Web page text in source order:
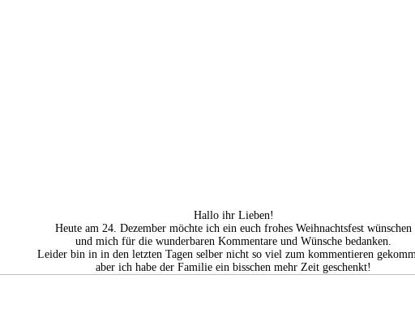
Hallo ihr Lieben!
Heute am 24. Dezember möchte ich ein euch frohes Weihnachtsfest wünschen
und mich für die wunderbaren Kommentare und Wünsche bedanken.
Leider bin in in den letzten Tagen selber nicht so viel zum kommentieren
aber ich habe der Familie ein bisschen mehr Zeit geschenkt!